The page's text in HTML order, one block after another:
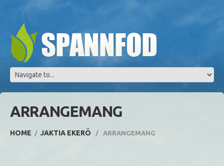
ARRANGEMANG
HOME JAKTIA EKERÖ ARRANGEMANG